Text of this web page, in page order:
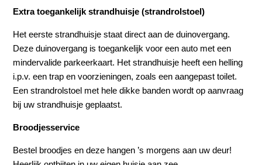
Extra toegankelijk strandhuisje (strandrolstoel)
Het eerste strandhuisje staat direct aan de duinovergang.
Deze duinovergang is toegankelijk voor een auto met een
mindervalide parkeerkaart. Het strandhuisje heeft een helling
i.p.v. een trap en voorzieningen, zoals een aangepast toilet.
Een strandrolstoel met hele dikke banden wordt op aanvraag
bij uw strandhuisje geplaatst.
Broodjesservice
Bestel broodjes en deze hangen ’s morgens aan uw deur!